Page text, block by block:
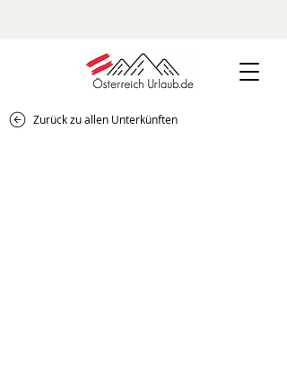
Zurück zu allen Unterkünften